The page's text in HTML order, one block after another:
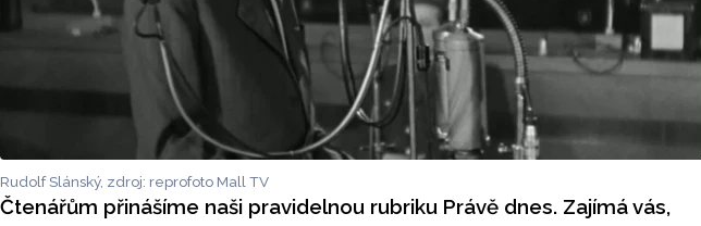
Rudolf Slánský, zdroj: reprofoto Mall TV
Čtenářům přinášíme naši pravidelnou rubriku Právě dnes. Zajímá vás,